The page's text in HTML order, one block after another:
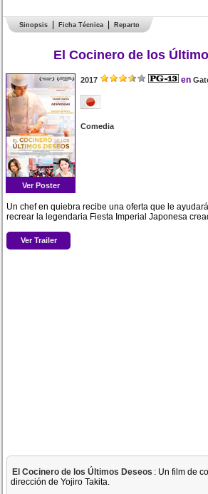
Sinopsis Ficha Técnica Reparto
El Cocinero de los
Ver Poster
2017 en
Comedia
Un chef en quiebra recibe una oferta que le
recrear la legendaria Fiesta Imperial Japonesa
Ver Trailer
El Cocinero de los Últimos Deseos : Un film de
dirección de Yojiro Takita.